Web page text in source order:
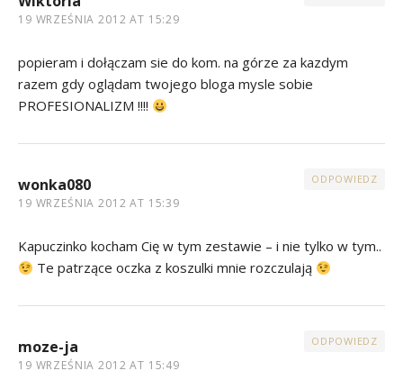
19 WRZEŚNIA 2012 AT 15:29
popieram i dołączam sie do kom. na górze za kazdym
razem gdy oglądam twojego bloga mysle sobie
PROFESIONALIZM !!!!
wonka080
19 WRZEŚNIA 2012 AT 15:39
ODPOWIEDZ
Kapuczinko kocham Cię w tym zestawie – i nie tylko w tym..
Te patrzące oczka z koszulki mnie rozczulają
moze-ja
19 WRZEŚNIA 2012 AT 15:49
ODPOWIEDZ